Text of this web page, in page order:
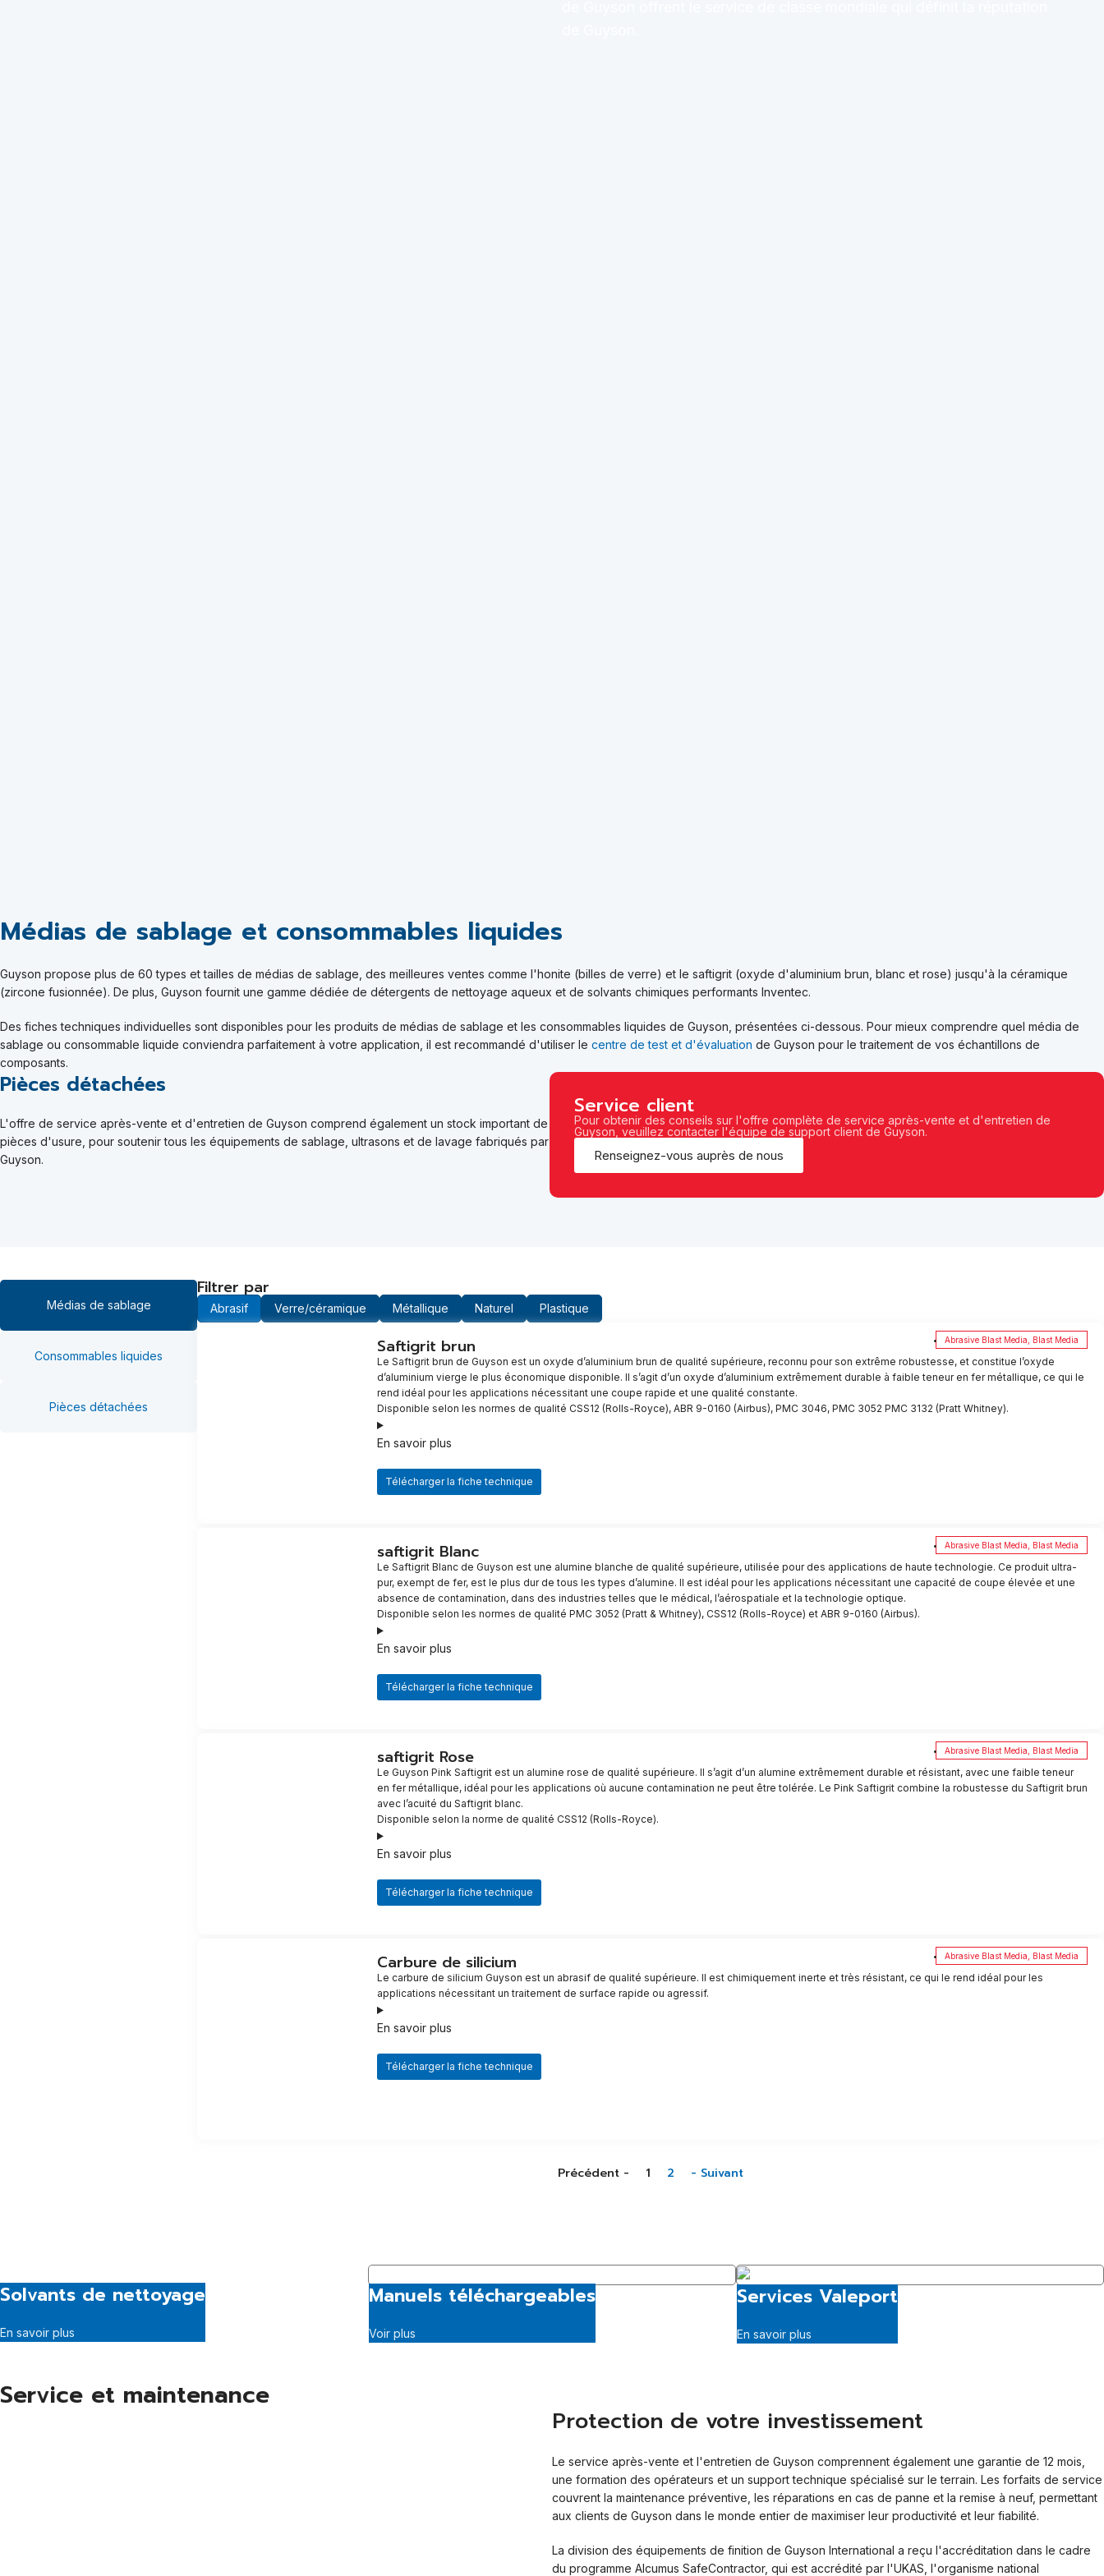
Médias de sablage et consommables liquides
Guyson propose plus de 60 types et tailles de médias de sablage, des meilleures ventes comme l'honite (billes de verre) et le saftigrit (oxyde d'aluminium brun, blanc et rose) jusqu'à la céramique
(zircone fusionnée). De plus, Guyson fournit une gamme dédiée de détergents de nettoyage aqueux et de solvants chimiques performants Inventec.
Des fiches techniques individuelles sont disponibles pour les produits de médias de sablage et les consommables liquides de Guyson, présentées ci-dessous. Pour mieux comprendre quel média de
sablage ou consommable liquide conviendra parfaitement à votre application, il est recommandé d'utiliser le centre de test et d'évaluation de Guyson pour le traitement de vos échantillons de
composants.
Pièces détachées
L'offre de service après-vente et d'entretien de Guyson comprend également un stock important de
pièces d'usure, pour soutenir tous les équipements de sablage, ultrasons et de lavage fabriqués par
Guyson.
Service client
Pour obtenir des conseils sur l'offre complète de service après-vente et d'entretien de
Guyson, veuillez contacter l'équipe de support client de Guyson.
Renseignez-vous auprès de nous
Médias de sablage
Consommables liquides
Pièces détachées
Filtrer par
Abrasif Verre/céramique Métallique Naturel Plastique
Abrasive Blast Media Blast Media
Saftigrit brun
Le Saftigrit brun de Guyson est un oxyde d’aluminium brun de qualité supérieure, reconnu pour son extrême robustesse, et constitue l’oxyde
d’aluminium vierge le plus économique disponible. Il s’agit d’un oxyde d’aluminium extrêmement durable à faible teneur en fer métallique, ce qui le
rend idéal pour les applications nécessitant une coupe rapide et une qualité constante.
Disponible selon les normes de qualité CSS12 (Rolls-Royce), ABR 9-0160 (Airbus), PMC 3046, PMC 3052 PMC 3132 (Pratt Whitney).
En savoir plus
Télécharger la fiche technique
Abrasive Blast Media Blast Media
​saftigrit Blanc
Le Saftigrit Blanc de Guyson est une alumine blanche de qualité supérieure, utilisée pour des applications de haute technologie. Ce produit ultra-
pur, exempt de fer, est le plus dur de tous les types d’alumine. Il est idéal pour les applications nécessitant une capacité de coupe élevée et une
absence de contamination, dans des industries telles que le médical, l’aérospatiale et la technologie optique.
Disponible selon les normes de qualité PMC 3052 (Pratt & Whitney), CSS12 (Rolls-Royce) et ABR 9-0160 (Airbus).
En savoir plus
Télécharger la fiche technique
Abrasive Blast Media Blast Media
saftigrit Rose
Le Guyson Pink Saftigrit est un alumine rose de qualité supérieure. Il s’agit d’un alumine extrêmement durable et résistant, avec une faible teneur
en fer métallique, idéal pour les applications où aucune contamination ne peut être tolérée. Le Pink Saftigrit combine la robustesse du Saftigrit brun
avec l’acuité du Saftigrit blanc.
Disponible selon la norme de qualité CSS12 (Rolls-Royce).
En savoir plus
Télécharger la fiche technique
Abrasive Blast Media Blast Media
Carbure de silicium
Le carbure de silicium Guyson est un abrasif de qualité supérieure. Il est chimiquement inerte et très résistant, ce qui le rend idéal pour les
applications nécessitant un traitement de surface rapide ou agressif.
En savoir plus
Télécharger la fiche technique
Précédent - 1 2 - Suivant
Solvants de nettoyage
En savoir plus
Manuels téléchargeables
Voir plus
Services Valeport
En savoir plus
Service et maintenance
Protection de votre investissement
Le service après-vente et l'entretien de Guyson comprennent également une garantie de 12 mois,
une formation des opérateurs et un support technique spécialisé sur le terrain. Les forfaits de service
couvrent la maintenance préventive, les réparations en cas de panne et la remise à neuf, permettant
aux clients de Guyson dans le monde entier de maximiser leur productivité et leur fiabilité.
La division des équipements de finition de Guyson International a reçu l'accréditation dans le cadre
du programme Alcumus SafeContractor, qui est accrédité par l'UKAS, l'organisme national